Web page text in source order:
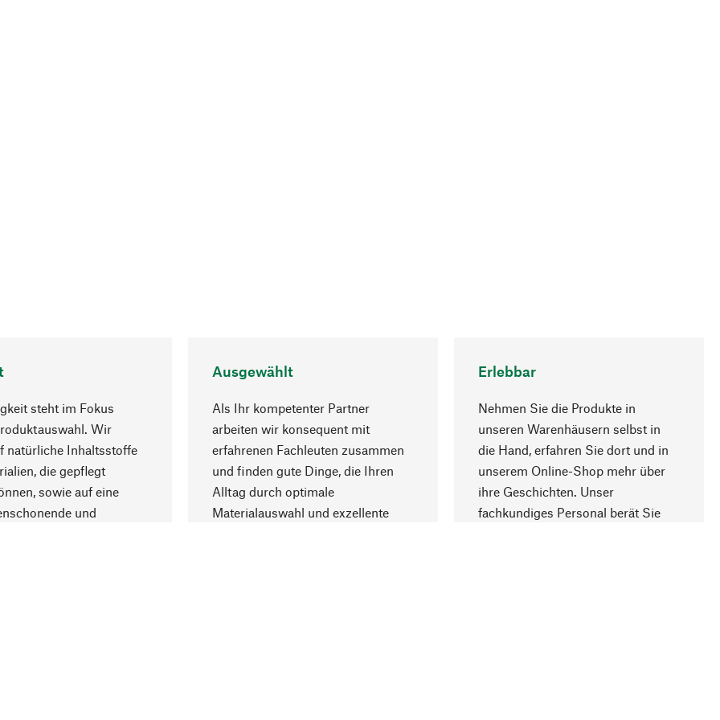
steht im Fokus
Wir
natürliche Inhaltsstoffe
die gepflegt
sowie auf eine
und
Ausgewählt
Als Ihr kompetenter Partner
arbeiten wir konsequent mit
erfahrenen Fachleuten zusammen
und finden gute Dinge, die Ihren
Alltag durch optimale
Materialauswahl und exzellente
Erlebbar
Nehmen Sie die Produkte in
unseren Warenhäusern selbst in
die Hand, erfahren Sie dort und in
unserem Online-Shop mehr über
ihre Geschichten. Unser
fachkundiges Personal berät Sie